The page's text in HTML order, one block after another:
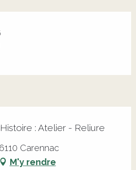
: Atelier - Reliure
Carennac
M'y rendre